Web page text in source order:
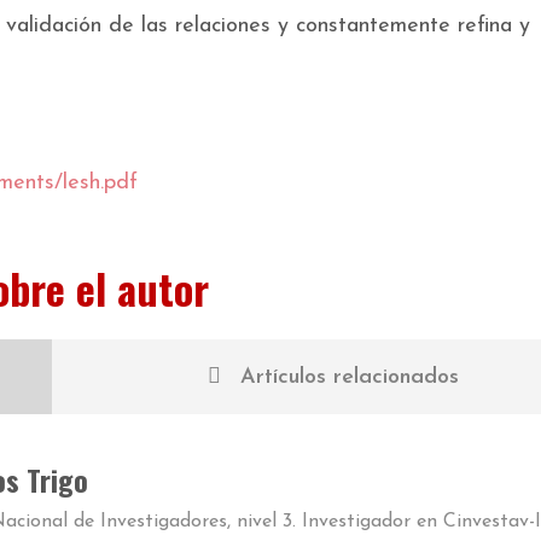
de las relaciones y constantemente refina y
lesh.pdf
el autor
Artículos relacionados
Trigo
de Investigadores, nivel 3. Investigador en Cinvestav-